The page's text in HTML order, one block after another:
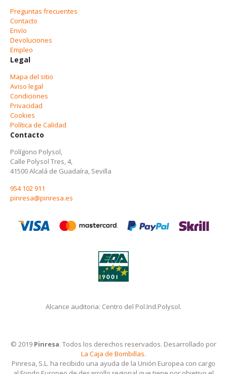
Preguntas frecuentes
Contacto
Envío
Devoluciones
Empleo
Legal
Mapa del sitio
Aviso legal
Condiciones
Privacidad
Cookies
Política de Calidad
Contacto
Polígono Polysol,
Calle Polysol Tres, 4,
41500 Alcalá de Guadaíra, Sevilla
954 102 911
pinresa@pinresa.es
Alcance auditoria: Centro del Pol.Ind.Polysol.
© 2019 Pinresa. Todos los derechos reservados. Desarrollado por
La Caja de Bombillas.
Pinresa, S.L. ha recibido una ayuda de la Unión Europea con cargo